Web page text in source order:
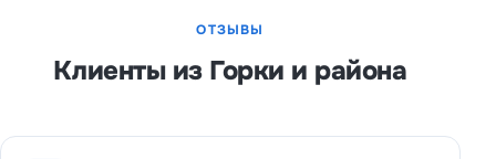
ОТЗЫВЫ
Клиенты из Горки и района